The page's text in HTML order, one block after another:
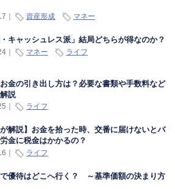
資産形成 マネー
・キャッシュレス派」結局どちらが得なのか？
｜ マネー ライフ
金の引き出し方は？必要な書類や手数料など
説
ライフ
が解説】お金を拾った時、交番に届けないとバ
金に税金はかかるの？
ライフ
優待はどこへ行く？ ～基準価額の決まり方